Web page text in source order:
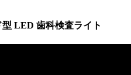
LED 歯科検査ライト